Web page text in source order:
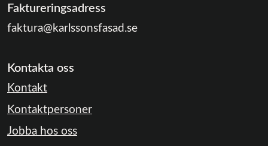
Faktureringsadress
faktura@karlssonsfasad.se
Kontakta oss
Kontakt
Kontaktpersoner
Jobba hos oss